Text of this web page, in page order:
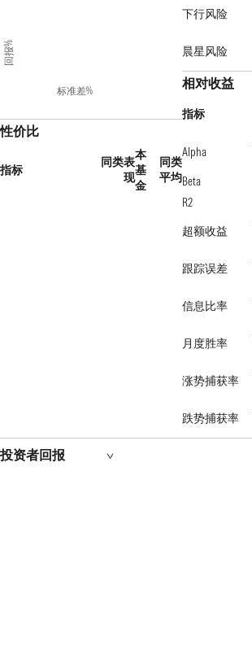
标准差%
回报%
性价比
指标
同类表
现
本
基
金
同类
平均
下行风险
晨星风险
相对收益
指标
Alpha
Beta
R2
超额收益
跟踪误差
信息比率
月度胜率
涨势捕获率
跌势捕获率
投资者回报